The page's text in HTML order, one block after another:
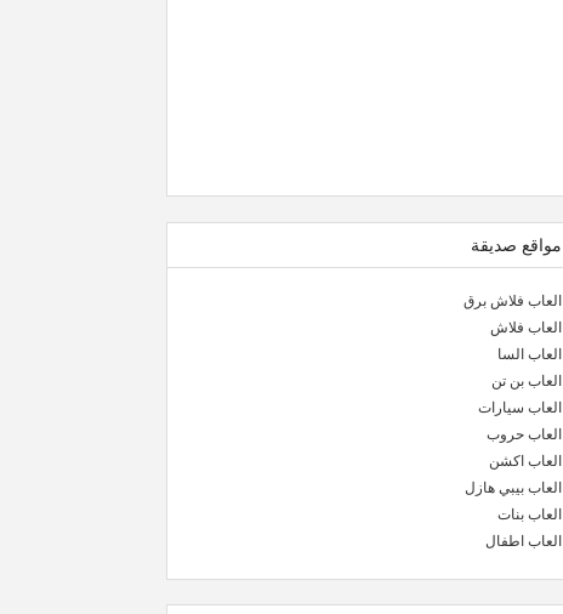
مواقع صديقة
العاب فلاش برق
العاب فلاش
العاب السا
العاب بن تن
العاب سيارات
العاب حروب
العاب اكشن
العاب بيبي هازل
العاب بنات
العاب اطفال